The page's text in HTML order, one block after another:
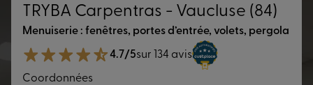
TRYBA Carpentras - Vaucluse (84)
Menuiserie : fenêtres, portes d’entrée, volets, pergola
4.7/5sur 134 avis
Coordonnées